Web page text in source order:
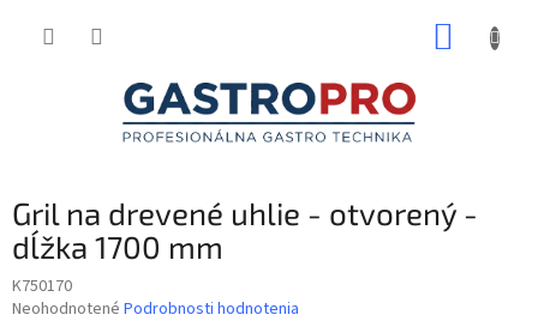
Gril na drevené uhlie - otvorený -
dĺžka 1700 mm
K750170
Priemerné
Neohodnotené Podrobnosti hodnotenia